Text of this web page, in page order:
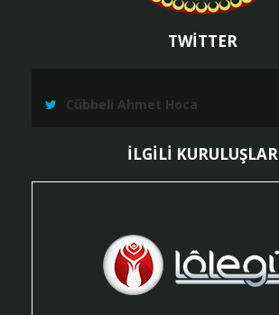
TWİTTER
Cübbeli Ahmet Hoca
İLGİLİ KURULUŞLAR